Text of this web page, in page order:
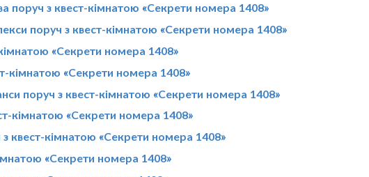
поруч з квест-кімнатою «Секрети номера 1408»
поруч з квест-кімнатою «Секрети номера 1408»
«Секрети номера 1408»
кімнатою «Секрети номера 1408»
поруч з квест-кімнатою «Секрети номера 1408»
кімнатою «Секрети номера 1408»
з квест-кімнатою «Секрети номера 1408»
«Секрети номера 1408»